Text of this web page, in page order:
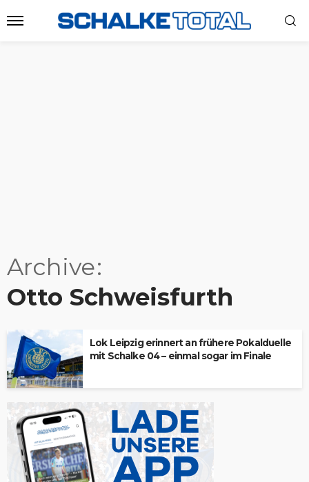
Archive
Otto Schweisfurth
Lok Leipzig erinnert an frühere Pokalduelle
mit Schalke 04 – einmal sogar im Finale